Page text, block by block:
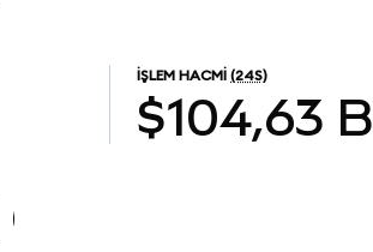
İŞLEM HACMI (24S)
$104,63 B